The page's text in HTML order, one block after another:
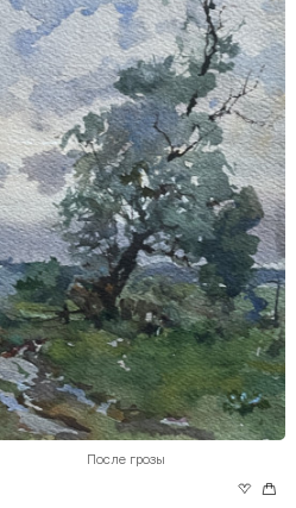
После грозы